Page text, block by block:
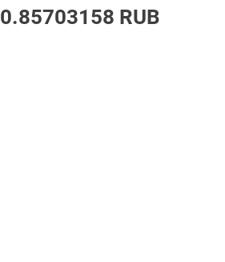
0.85703158 RUB